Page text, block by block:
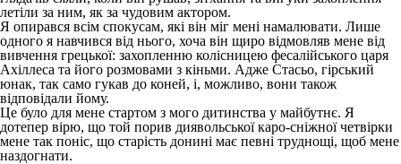
летіли за ним, як за чудовим актором.
Я опирався всім спокусам, які він міг мені намалювати. Лише
одного я навчився від нього, хоча він щиро відмовляв мене від
вивчення грецької: захопленню колісницею фесалійського царя
Ахіллеса та його розмовами з кіньми. Адже Стасьо, гірський
юнак, так само гукав до коней, і, можливо, вони також
відповідали йому.
Це було для мене стартом з мого дитинства у майбутнє. Я
дотепер вірю, що той порив диявольської каро-сніжної четвірки
мене так поніс, що старість донині має певні труднощі, щоб мене
наздогнати.